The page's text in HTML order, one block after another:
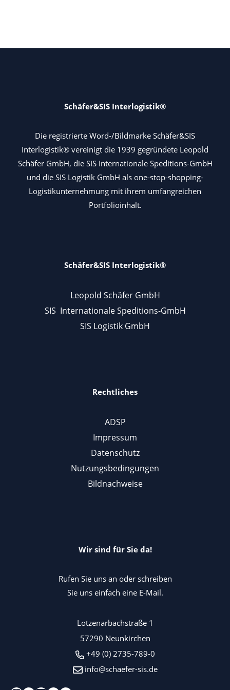
Schäfer&SIS Interlogistik®
Die registrierte Word-/Bildmarke Schäfer&SIS
Interlogistik® vereinigt die 1939 gegründete Leopold
Schäfer GmbH, die SIS Internationale Speditions-GmbH
und die SIS Logistik GmbH als one-stop-shopping-
Logistikunternehmung mit ihrem umfangreichen
Portfolioinhalt.
Schäfer&SIS Interlogistik®
Leopold Schäfer GmbH
SIS Internationale Speditions-GmbH
SIS Logistik GmbH
Rechtliches
ADSP
Impressum
Datenschutz
Nutzungsbedingungen
Bildnachweise
Wir sind für Sie da!
Rufen Sie uns an oder schreiben
Sie uns einfach eine E-Mail.
Lotzenarbachstraße 1
57290 Neunkirchen
+49 (0) 2735-789-0
info@schaefer-sis.de